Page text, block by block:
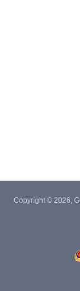
Copyright © 2026,